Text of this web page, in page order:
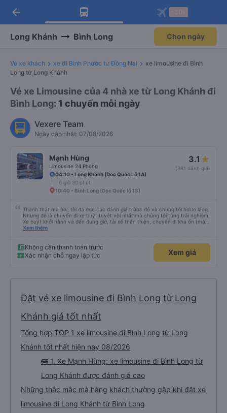
Tải app Vexere ngay!
Nhận ưu đãi thành viên độc
Mở app
Tải app Vexere
-30k/ghế khi đặt vé máy bay qua
Mở app
arrow_back
Long Khánh Bình Long Chọn ngày
Vé xe khách xe đi Bình Phước từ Đồng Nai
xe limousine đi Bình
Long từ Long Khánh
Vé xe Limousine của 4 nhà xe từ Long Khánh đi
Bình Long: 1 chuyến mỗi ngày
Vexere Team
Ngày cập nhật: 07/08/2026
Mạnh Hùng
Limousine 24 Phòng
3.1
(381 đánh giá)
04:10 • Long Khánh (Dọc Quốc Lộ 1A)
6 giờ 30 phút
10:40 • Bình Long (Dọc Quốc lộ 13)
Thành thật mà nói, tôi đã đọc các đánh giá trước đó và chúng tôi hơi lo lắng.
Nhưng đó là chuyến đi xe buýt tuyệt vời nhất mà chúng tôi từng trải nghiệm.
Xe buýt khởi hành và đến đúng giờ, tài xế thân thiện, chuyến đi khá ổn (mặc
dù vẫn hơi xóc, nhưng đó là đặc trưng của Việt Nam ^^), và chỗ ngồi thoải
Xem thêm
Không cần thanh toán trước
Xác nhận chỗ ngay lập tức
Xem giá
Đặt vé xe limousine đi Bình Long từ Long
Khánh giá tốt nhất
Tổng hợp TOP 1 xe limousine đi Bình Long từ Long
Khánh tốt nhất hiện nay 08/2026
🚌 1. Xe Mạnh Hùng: xe limousine đi Bình Long từ
Long Khánh được đánh giá cao
Những thắc mắc mà hàng khách thường gặp khi đặt xe
limousine đi Long Khánh từ Bình Long